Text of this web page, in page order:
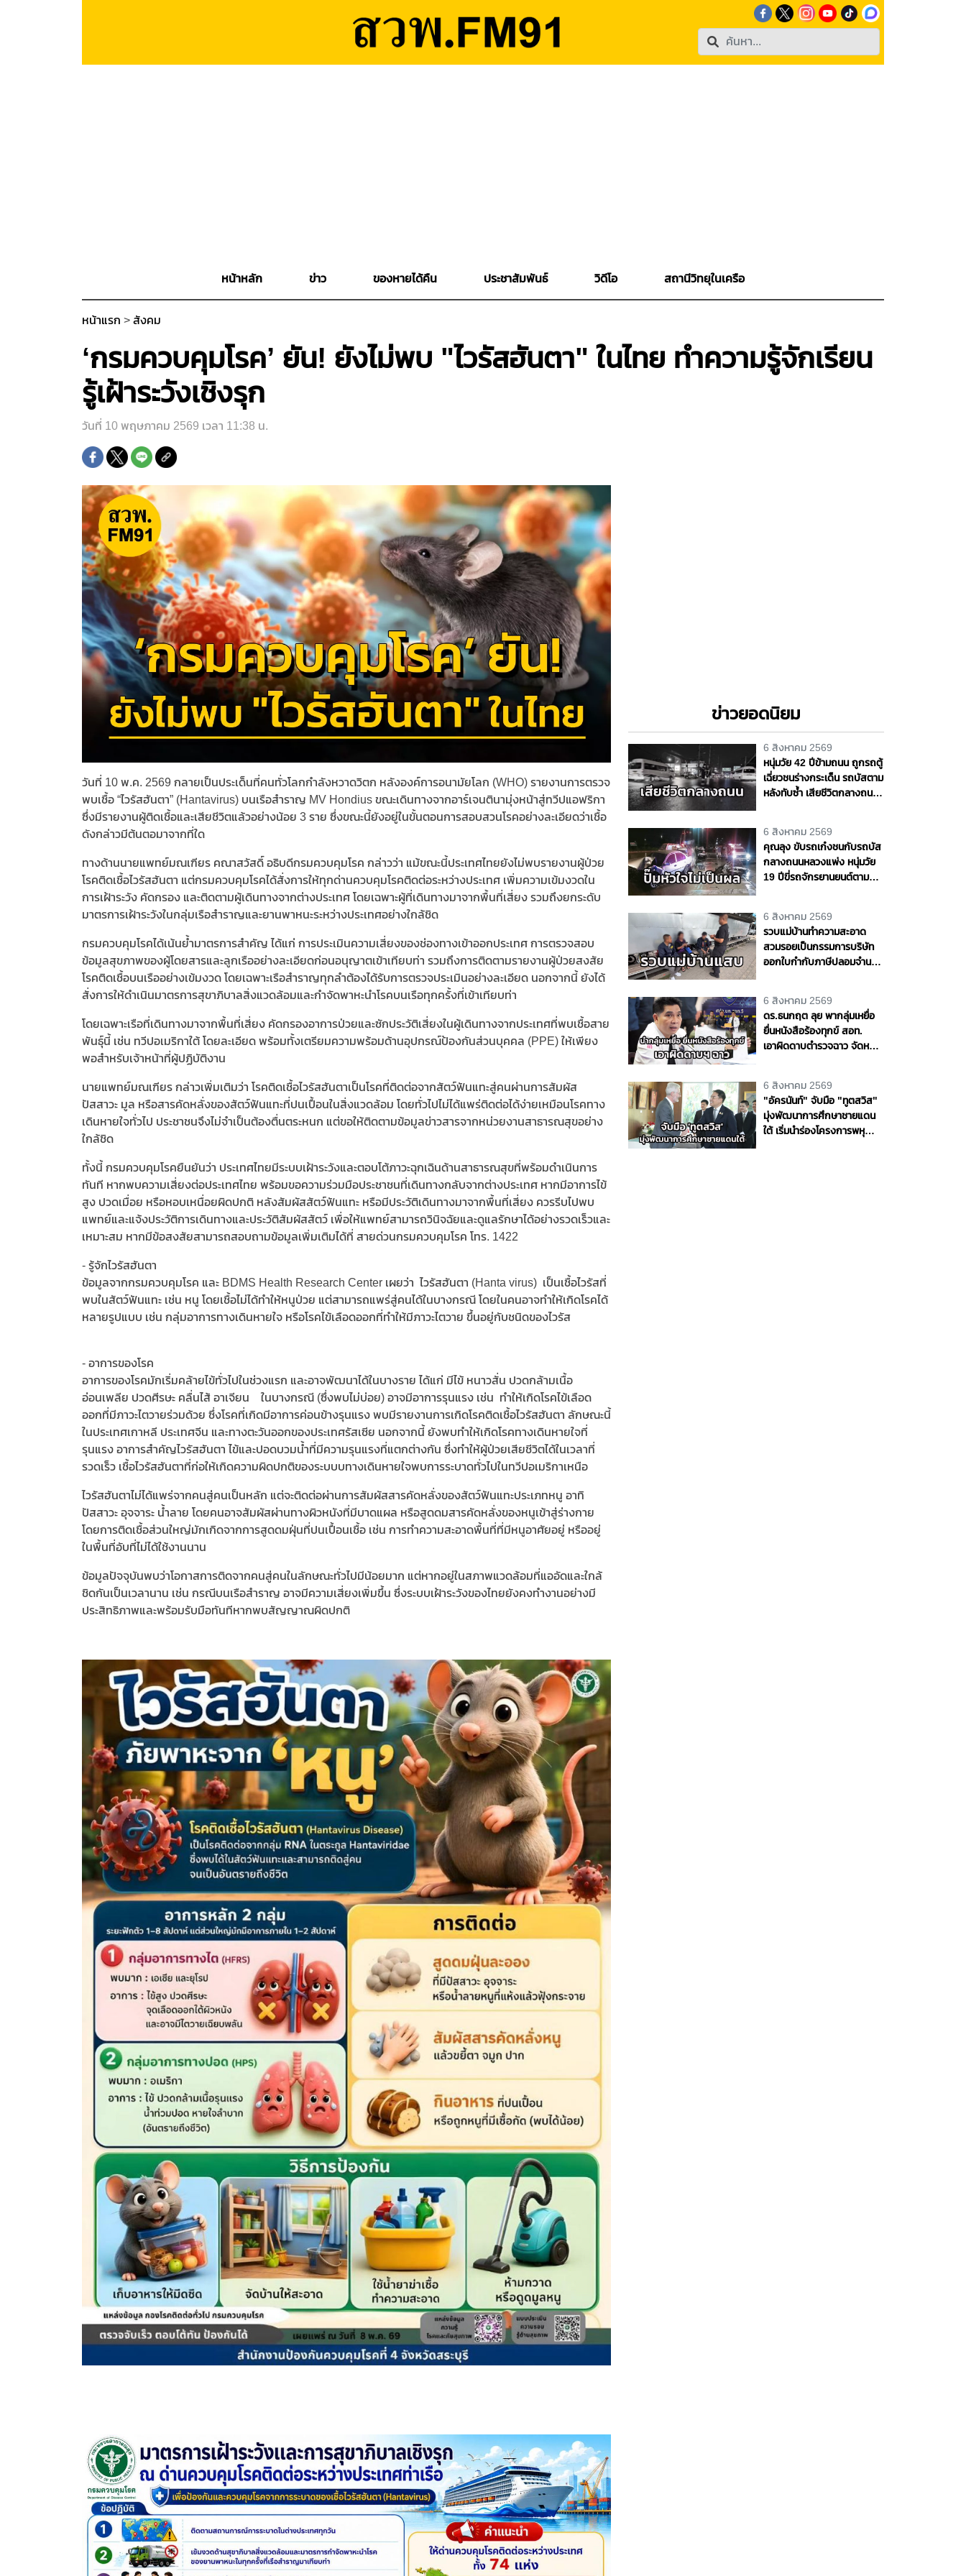
หน้าหลัก ข่าว ของหายได้คืน ประชาสัมพันธ์ วิดีโอ สถานีวิทยุในเครือ
หน้าแรก > สังคม
‘กรมควบคุมโรค’ ยัน! ยังไม่พบ "ไวรัสฮันตา" ในไทย ทำความรู้จักเรียน
รู้เฝ้าระวังเชิงรุก
วันที่ 10 พฤษภาคม 2569 เวลา 11:38 น.
วันที่ 10 พ.ค. 2569 กลายเป็นประเด็นที่คนทั่วโลกกำลังหวาดวิตก หลังองค์การอนามัยโลก (WHO) รายงานการตรวจ
พบเชื้อ “ไวรัสฮันตา” (Hantavirus) บนเรือสำราญ MV Hondius ขณะเดินทางจากอาร์เจนตินามุ่งหน้าสู่ทวีปแอฟริกา
ซึ่งมีรายงานผู้ติดเชื้อและเสียชีวิตแล้วอย่างน้อย 3 ราย ซึ่งขณะนี้ยังอยู่ในขั้นตอนการสอบสวนโรคอย่างละเอียดว่าเชื้อ
ดังกล่าวมีต้นตอมาจากที่ใด
ทางด้านนายแพทย์มณเฑียร คณาสวัสดิ์ อธิบดีกรมควบคุมโรค กล่าวว่า แม้ขณะนี้ประเทศไทยยังไม่พบรายงานผู้ป่วย
โรคติดเชื้อไวรัสฮันตา แต่กรมควบคุมโรคได้สั่งการให้ทุกด่านควบคุมโรคติดต่อระหว่างประเทศ เพิ่มความเข้มงวดใน
การเฝ้าระวัง คัดกรอง และติดตามผู้เดินทางจากต่างประเทศ โดยเฉพาะผู้ที่เดินทางมาจากพื้นที่เสี่ยง รวมถึงยกระดับ
มาตรการเฝ้าระวังในกลุ่มเรือสำราญและยานพาหนะระหว่างประเทศอย่างใกล้ชิด
กรมควบคุมโรคได้เน้นย้ำมาตรการสำคัญ ได้แก่ การประเมินความเสี่ยงของช่องทางเข้าออกประเทศ การตรวจสอบ
ข้อมูลสุขภาพของผู้โดยสารและลูกเรืออย่างละเอียดก่อนอนุญาตเข้าเทียบท่า รวมถึงการติดตามรายงานผู้ป่วยสงสัย
โรคติดเชื้อบนเรืออย่างเข้มงวด โดยเฉพาะเรือสำราญทุกลำต้องได้รับการตรวจประเมินอย่างละเอียด นอกจากนี้ ยังได้
สั่งการให้ดำเนินมาตรการสุขาภิบาลสิ่งแวดล้อมและกำจัดพาหะนำโรคบนเรือทุกครั้งที่เข้าเทียบท่า
โดยเฉพาะเรือที่เดินทางมาจากพื้นที่เสี่ยง คัดกรองอาการป่วยและซักประวัติเสี่ยงในผู้เดินทางจากประเทศที่พบเชื้อสาย
พันธุ์นี้ เช่น ทวีปอเมริกาใต้ โดยละเอียด พร้อมทั้งเตรียมความพร้อมด้านอุปกรณ์ป้องกันส่วนบุคคล (PPE) ให้เพียง
พอสำหรับเจ้าหน้าที่ผู้ปฏิบัติงาน
นายแพทย์มณเฑียร กล่าวเพิ่มเติมว่า โรคติดเชื้อไวรัสฮันตาเป็นโรคที่ติดต่อจากสัตว์ฟันแทะสู่คนผ่านการสัมผัส
ปัสสาวะ มูล หรือสารคัดหลั่งของสัตว์ฟันแทะที่ปนเปื้อนในสิ่งแวดล้อม โดยทั่วไปไม่ได้แพร่ติดต่อได้ง่ายเหมือนโรคทาง
เดินหายใจทั่วไป ประชาชนจึงไม่จำเป็นต้องตื่นตระหนก แต่ขอให้ติดตามข้อมูลข่าวสารจากหน่วยงานสาธารณสุขอย่าง
ใกล้ชิด
ทั้งนี้ กรมควบคุมโรคยืนยันว่า ประเทศไทยมีระบบเฝ้าระวังและตอบโต้ภาวะฉุกเฉินด้านสาธารณสุขที่พร้อมดำเนินการ
ทันที หากพบความเสี่ยงต่อประเทศไทย พร้อมขอความร่วมมือประชาชนที่เดินทางกลับจากต่างประเทศ หากมีอาการไข้
สูง ปวดเมื่อย หรือหอบเหนื่อยผิดปกติ หลังสัมผัสสัตว์ฟันแทะ หรือมีประวัติเดินทางมาจากพื้นที่เสี่ยง ควรรีบไปพบ
แพทย์และแจ้งประวัติการเดินทางและประวัติสัมผัสสัตว์ เพื่อให้แพทย์สามารถวินิจฉัยและดูแลรักษาได้อย่างรวดเร็วและ
เหมาะสม หากมีข้อสงสัยสามารถสอบถามข้อมูลเพิ่มเติมได้ที่ สายด่วนกรมควบคุมโรค โทร. 1422
- รู้จักไวรัสฮันตา
ข้อมูลจากกรมควบคุมโรค และ BDMS Health Research Center เผยว่า ไวรัสฮันตา (Hanta virus) เป็นเชื้อไวรัสที่
พบในสัตว์ฟันแทะ เช่น หนู โดยเชื้อไม่ได้ทำให้หนูป่วย แต่สามารถแพร่สู่คนได้ในบางกรณี โดยในคนอาจทำให้เกิดโรคได้
หลายรูปแบบ เช่น กลุ่มอาการทางเดินหายใจ หรือโรคไข้เลือดออกที่ทำให้มีภาวะไตวาย ขึ้นอยู่กับชนิดของไวรัส
- อาการของโรค
อาการของโรคมักเริ่มคล้ายไข้ทั่วไปในช่วงแรก และอาจพัฒนาได้ในบางราย ได้แก่ มีไข้ หนาวสั่น ปวดกล้ามเนื้อ
อ่อนเพลีย ปวดศีรษะ คลื่นไส้ อาเจียน ในบางกรณี (ซึ่งพบไม่บ่อย) อาจมีอาการรุนแรง เช่น ทำให้เกิดโรคไข้เลือด
ออกที่มีภาวะไตวายร่วมด้วย ซึ่งโรคที่เกิดมีอาการค่อนข้างรุนแรง พบมีรายงานการเกิดโรคติดเชื้อไวรัสฮันตา ลักษณะนี้
ในประเทศเกาหลี ประเทศจีน และทางตะวันออกของประเทศรัสเซีย นอกจากนี้ ยังพบทำให้เกิดโรคทางเดินหายใจที่
รุนแรง อาการสำคัญไวรัสฮันตา ไข้และปอดบวมน้ำที่มีความรุนแรงที่แตกต่างกัน ซึ่งทำให้ผู้ป่วยเสียชีวิตได้ในเวลาที่
รวดเร็ว เชื้อไวรัสฮันตาที่ก่อให้เกิดความผิดปกติของระบบบทางเดินหายใจพบการระบาดทั่วไปในทวีปอเมริกาเหนือ
ไวรัสฮันตาไม่ได้แพร่จากคนสู่คนเป็นหลัก แต่จะติดต่อผ่านการสัมผัสสารคัดหลั่งของสัตว์ฟันแทะประเภทหนู อาทิ
ปัสสาวะ อุจจาระ น้ำลาย โดยคนอาจสัมผัสผ่านทางผิวหนังที่มีบาดแผล หรือสูดดมสารคัดหลั่งของหนูเข้าสู่ร่างกาย
โดยการติดเชื้อส่วนใหญ่มักเกิดจากการสูดดมฝุ่นที่ปนเปื้อนเชื้อ เช่น การทำความสะอาดพื้นที่ที่มีหนูอาศัยอยู่ หรืออยู่
ในพื้นที่อับที่ไม่ได้ใช้งานนาน
ข้อมูลปัจจุบันพบว่าโอกาสการติดจากคนสู่คนในลักษณะทั่วไปมีน้อยมาก แต่หากอยู่ในสภาพแวดล้อมที่แออัดและใกล้
ชิดกันเป็นเวลานาน เช่น กรณีบนเรือสำราญ อาจมีความเสี่ยงเพิ่มขึ้น ซึ่งระบบเฝ้าระวังของไทยยังคงทำงานอย่างมี
ประสิทธิภาพและพร้อมรับมือทันทีหากพบสัญญาณผิดปกติ
ข่าวยอดนิยม
6 สิงหาคม 2569
หนุ่มวัย 42 ปีข้ามถนน ถูกรถตู้
เฉี่ยวชนร่างกระเด็น รถบัสตาม
หลังทับซ้ำ เสียชีวิตกลางถนน
6 สิงหาคม 2569
คุณลุง ขับรถเก๋งชนกับรถบัส
กลางถนนหลวงแพ่ง หนุ่มวัย
19 ปีขี่รถจักรยานยนต์ตาม
6 สิงหาคม 2569
รวบแม่บ้านทำความสะอาด
สวมรอยเป็นกรรมการบริษัท
ออกใบกำกับภาษีปลอมจำนวน
6 สิงหาคม 2569
ดร.ธนกฤต ลุย พากลุ่มเหยื่อ
ยื่นหนังสือร้องทุกข์ สอท.
เอาผิดดาบตำรวจฉาว จัดหนัก
6 สิงหาคม 2569
"อัครนันท์" จับมือ "ทูตสวิส"
มุ่งพัฒนาการศึกษาชายแดน
ใต้ เริ่มนำร่องโครงการพหุ